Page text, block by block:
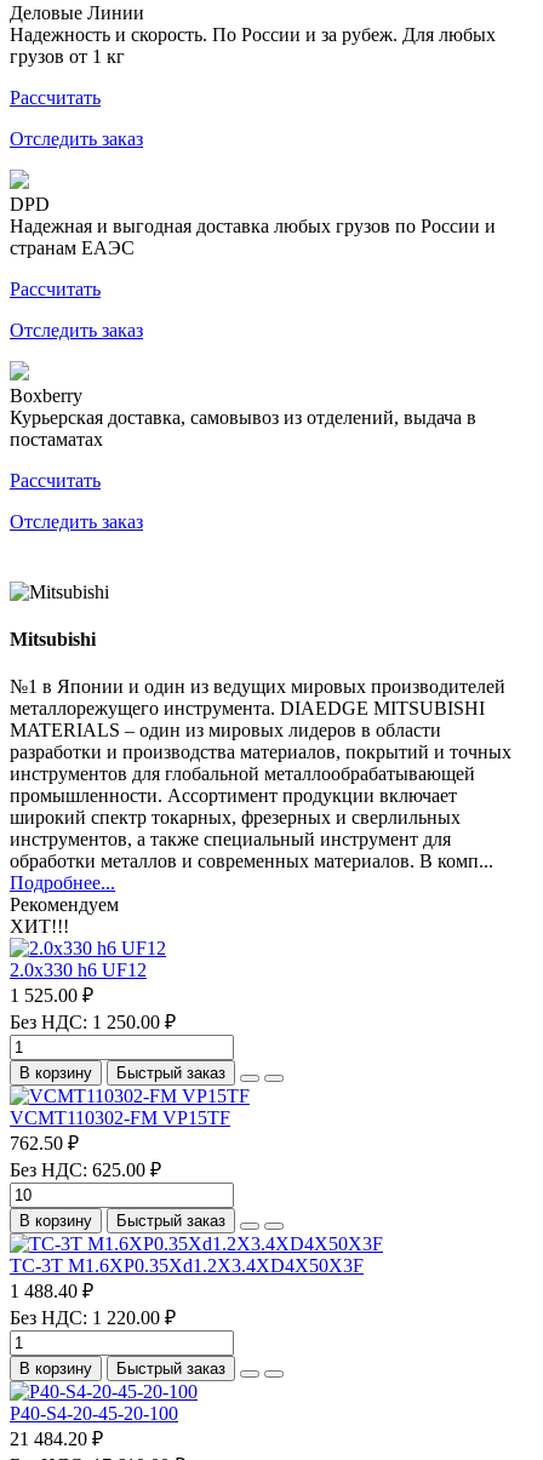
Деловые Линии
Надежность и скорость. По России и за рубеж. Для любых
грузов от 1 кг
Рассчитать
Отследить заказ
DPD
Надежная и выгодная доставка любых грузов по России и
странам ЕАЭС
Рассчитать
Отследить заказ
Boxberry
Курьерская доставка, самовывоз из отделений, выдача в
постаматах
Рассчитать
Отследить заказ
Mitsubishi
№1 в Японии и один из ведущих мировых производителей
металлорежущего инструмента. DIAEDGE MITSUBISHI
MATERIALS – один из мировых лидеров в области
разработки и производства материалов, покрытий и точных
инструментов для глобальной металлообрабатывающей
промышленности. Ассортимент продукции включает
широкий спектр токарных, фрезерных и сверлильных
инструментов, а также специальный инструмент для
обработки металлов и современных материалов. В комп...
Подробнее...
Рекомендуем
ХИТ!!!
2.0х330 h6 UF12
1 525.00 ₽
Без НДС: 1 250.00 ₽
В корзину Быстрый заказ
VCMT110302-FM VP15TF
762.50 ₽
Без НДС: 625.00 ₽
В корзину Быстрый заказ
TC-3T M1.6XP0.35Xd1.2X3.4XD4X50X3F
1 488.40 ₽
Без НДС: 1 220.00 ₽
В корзину Быстрый заказ
P40-S4-20-45-20-100
21 484.20 ₽